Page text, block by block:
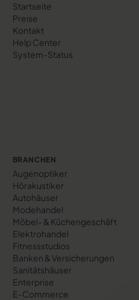
Startseite
Preise
Kontakt
Help Center
System-Status
BRANCHEN
Augenoptiker
Hörakustiker
Autohäuser
Modehandel
Möbel- & Küchengeschäft
Elektrohandel
Fitnessstudios
Banken & Versicherungen
Sanitätshäuser
Enterprise
E-Commerce